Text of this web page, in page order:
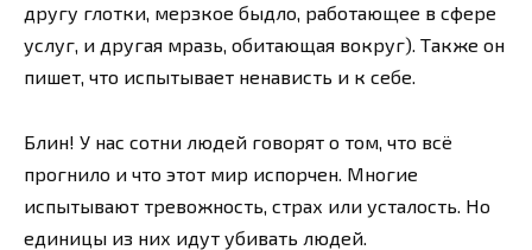
другу глотки, мерзкое быдло, работающее в сфере
услуг, и другая мразь, обитающая вокруг). Также он
пишет, что испытывает ненависть и к себе.
Блин! У нас сотни людей говорят о том, что всё
прогнило и что этот мир испорчен. Многие
испытывают тревожность, страх или усталость. Но
единицы из них идут убивать людей.